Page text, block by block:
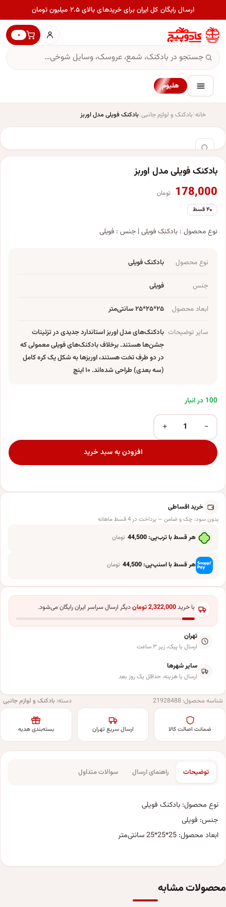
ارسال رایگان کل ایران برای خریدهای بالای ۲.۵ میلیون تومان
۰
هلیوم
خانه بادکنک و لوازم جانبی بادکنک فویلی مدل اوربز
بادکنک فویلی مدل اوربز
178,000 تومان
۴ قسط
نوع محصول : بادکنک فویلی | جنس : فویلی
نوع محصول بادکنک فویلی
جنس فویلی
ابعاد محصول ۲۵*۲۵*۲۵ سانتی‌متر
سایر توضیحات بادکنک‌های مدل اوربز استاندارد جدیدی در تزئینات
جشن‌ها هستند. برخلاف بادکنک‌های فویلی معمولی که
در دو طرف تخت هستند، اوربزها به شکل یک کره کامل
(سه بعدی) طراحی شده‌اند. ۱۰ اینچ
100 در انبار
بادکنک فویلی مدل اوربز عدد
−
+
افزودن به سبد خرید
خرید اقساطی
بدون سود، چک و ضامن — پرداخت در 4 قسط ماهانه
هر قسط با ترب‌پی:44,500 تومان
هر قسط با اسنپ‌پی:44,500 تومان
با خرید2,322,000توماندیگر ارسال سراسر ایران رایگان می‌شود.
تهران
ارسال با پیک، زیر ۳ ساعت
سایر شهرها
ارسال با هزینه، حداقل یک روز بعد
شناسه محصول: 21928488 دسته: بادکنک و لوازم جانبی
ضمانت اصالت کالا ارسال سریع تهران بسته‌بندی هدیه
توضیحات راهنمای ارسال سوالات متداول
نوع محصول: بادکنک فویلی
جنس: فویلی
ابعاد محصول: 25*25*25 سانتی‌متر
محصولات مشابه